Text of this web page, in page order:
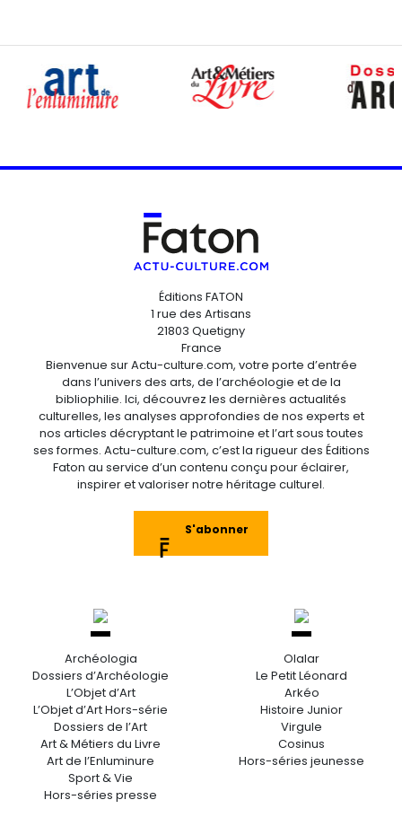
Éditions FATON
1 rue des Artisans
21803 Quetigny
France
Bienvenue sur Actu-culture.com, votre porte d’entrée
dans l’univers des arts, de l’archéologie et de la
bibliophilie. Ici, découvrez les dernières actualités
culturelles, les analyses approfondies de nos experts et
nos articles décryptant le patrimoine et l’art sous toutes
ses formes. Actu-culture.com, c’est la rigueur des Éditions
Faton au service d’un contenu conçu pour éclairer,
inspirer et valoriser notre héritage culturel.
S'abonner
Archéologia
Dossiers d’Archéologie
L’Objet d’Art
L’Objet d’Art Hors-série
Dossiers de l’Art
Art & Métiers du Livre
Art de l’Enluminure
Sport & Vie
Hors-séries presse
Olalar
Le Petit Léonard
Arkéo
Histoire Junior
Virgule
Cosinus
Hors-séries jeunesse